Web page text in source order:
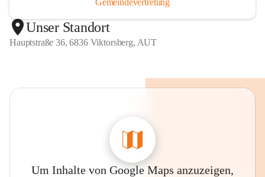
Gemeindevertretung
Unser Standort
Hauptstraße 36, 6836 Viktorsberg, AUT
Um Inhalte von Google Maps anzuzeigen,